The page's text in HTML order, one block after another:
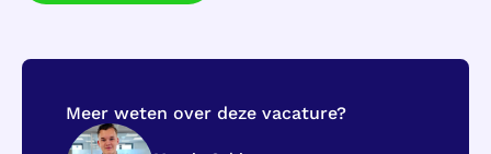
Meer weten over deze vacature?